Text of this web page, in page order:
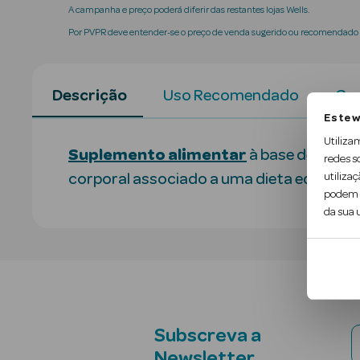
Este
redes
podem
da sua
A campanha e preço poderá diferir das restantes lojas Wells.
Por PVPR deve entender-se o preço de venda sugerido ou
Descrição Uso Recomendado
Suplemento alimentar à base de
corporal associado a uma dieta
Subscreva a